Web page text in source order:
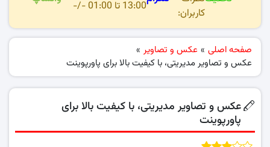
کاربران:
13:00 تا 01:00 -/-
صفحه اصلی » عکس و تصاویر »
عکس و تصاویر مدیریتی، با کیفیت بالا برای پاورپوینت
عکس و تصاویر مدیریتی، با کیفیت بالا برای
پاورپوینت